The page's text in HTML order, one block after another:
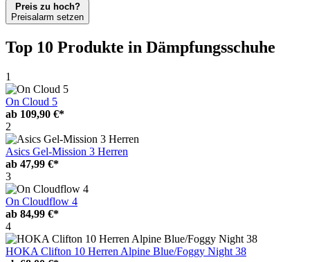
Preis zu hoch?
Preisalarm setzen
Top 10 Produkte in Dämpfungsschuhe
1
On Cloud 5
ab 109,90 €*
2
Asics Gel-Mission 3 Herren
ab 47,99 €*
3
On Cloudflow 4
ab 84,99 €*
4
HOKA Clifton 10 Herren Alpine Blue/Foggy Night 38